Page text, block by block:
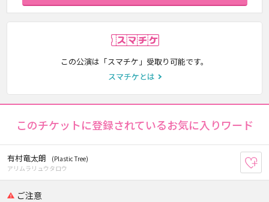
この公演は「スマチケ」受取り可能です。
スマチケとは
このチケットに登録されているお気に入りワード
有村竜太朗
(Plastic Tree)
アリムラリュウタロウ
ご注意